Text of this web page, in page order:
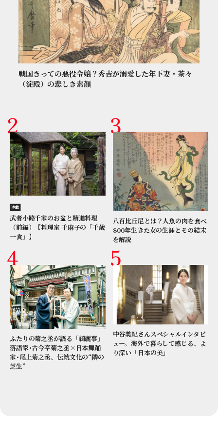
戦国きっての悪役令嬢？秀吉が溺愛した年下妻・茶々
（淀殿）の悲しき素顔
連載
武者小路千家のお盆と精進料理
（前編）【料理家 千麻子の「千歳
一食」】
八百比丘尼とは？人魚の肉を食べ
800年生きた女の生涯とその結末
を解説
ふたりの菊之丞が語る「綺麗事」
落語家･古今亭菊之丞×日本舞踊
家･尾上菊之丞、伝統文化の“隣の
芝生”
中谷美紀さんスペシャルインタビ
ュー。海外で暮らして感じる、よ
り深い「日本の美」